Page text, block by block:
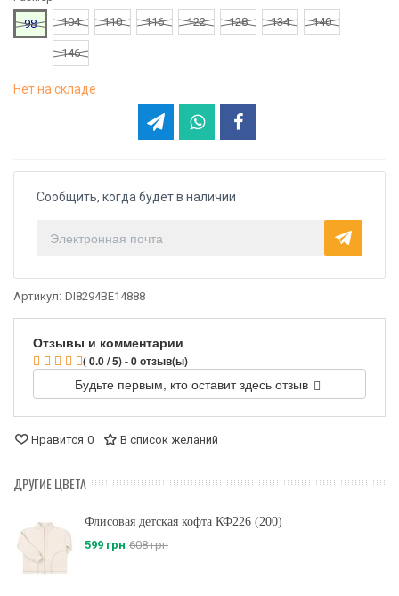
98
104 110 116 122 128 134 140
146
Нет на складе
Сообщить, когда будет в наличии
Артикул: DI8294BE14888
Отзывы и комментарии
( 0.0 / 5) - 0 отзыв(ы)
Будьте первым, кто оставит здесь отзыв
Нравится 0 В список желаний
ДРУГИЕ ЦВЕТА
Флисовая детская кофта КФ226 (200)
599 грн 608 грн